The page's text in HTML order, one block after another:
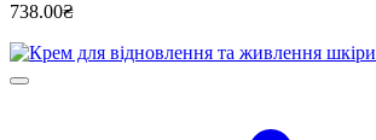
738.00₴